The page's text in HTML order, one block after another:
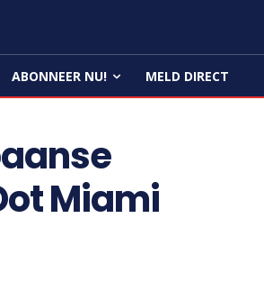
ABONNEER NU! MELD DIRECT
Miami